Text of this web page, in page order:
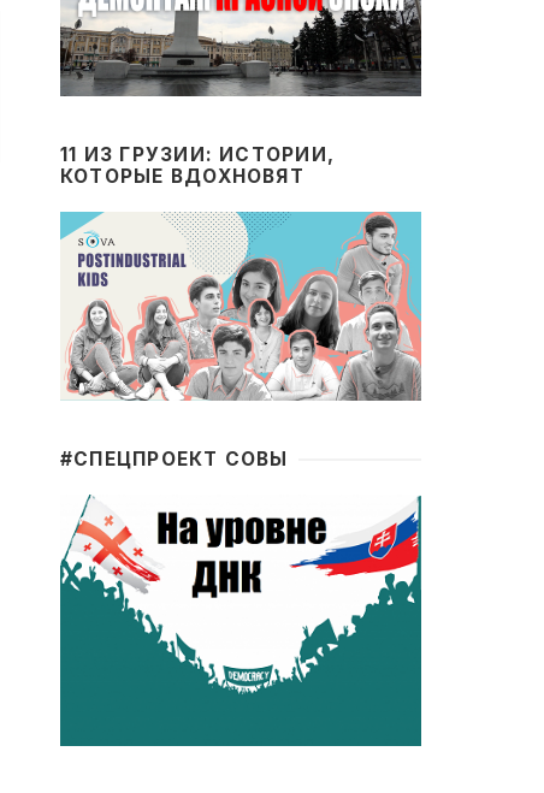
11 ИЗ ГРУЗИИ: ИСТОРИИ,
КОТОРЫЕ ВДОХНОВЯТ
#CПЕЦПРОЕКТ СОВЫ